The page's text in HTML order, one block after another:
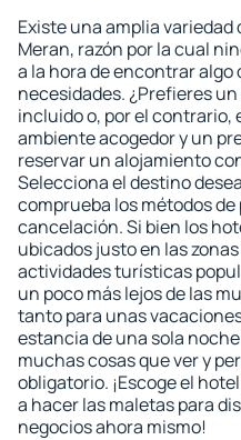
Existe una amplia
Meran, razón por la cual
a la hora de encontrar algo
necesidades. ¿Prefieres
incluido o, por el contrario,
ambiente acogedor y un
reservar un alojamiento
Selecciona el destino
comprueba los métodos de
cancelación. Si bien los
ubicados justo en las
actividades turísticas
un poco más lejos de las
tanto para unas
estancia de una sola
muchas cosas que ver y
obligatorio. ¡Escoge el
a hacer las maletas para
negocios ahora mismo!